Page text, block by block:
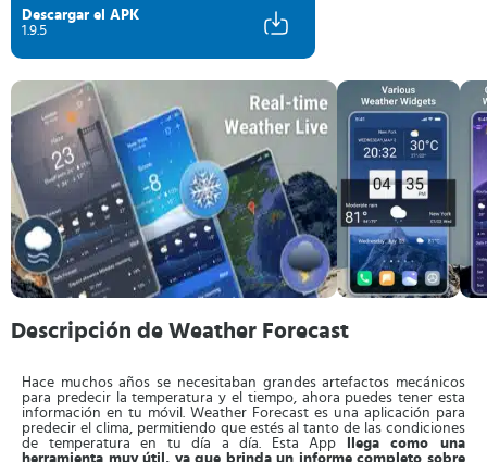
Descargar el APK
1.9.5
Descripción de Weather Forecast
Hace muchos años se necesitaban grandes artefactos mecánicos
para predecir la temperatura y el tiempo, ahora puedes tener esta
información en tu móvil. Weather Forecast es una aplicación para
predecir el clima, permitiendo que estés al tanto de las condiciones
de temperatura en tu día a día. Esta App
llega como una
herramienta muy útil, ya que brinda un informe completo sobre